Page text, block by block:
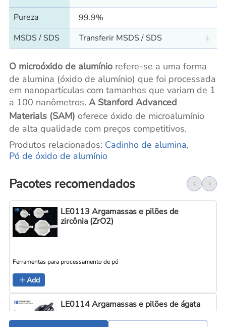
Pureza
99.9%
MSDS / SDS
Transferir MSDS / SDS
O microóxido de alumíniorefere-se a uma forma
de alumina (óxido de alumínio) que foi processada
em nanopartículas com tamanhos que variam de 1
a 100 nanômetros. A Stanford Advanced
Materials (SAM) oferece óxido de microalumínio
de alta qualidade com preços competitivos.
Produtos relacionados: Cadinho de alumina,
Pó de óxido de alumínio
Pacotes recomendados
LE0113 Argamassas e pilões de
zircônia (ZrO2)
Ferramentas para processamento de pó
Add
LE0114 Argamassas e pilões de ágata